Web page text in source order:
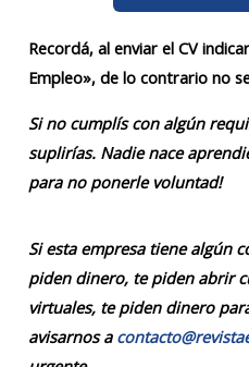
Recordá, al enviar el CV
Empleo», de lo contrario no
Si no cumplís con algún
suplirías. Nadie nace
para no ponerle voluntad!
Si esta empresa tiene algún
piden dinero, te piden abrir
virtuales, te piden dinero
avisarnos a